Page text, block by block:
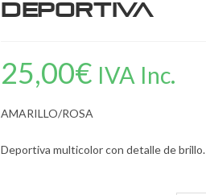
Deportiva
25,00€ IVA Inc.
AMARILLO/ROSA
Deportiva multicolor con detalle de brillo.